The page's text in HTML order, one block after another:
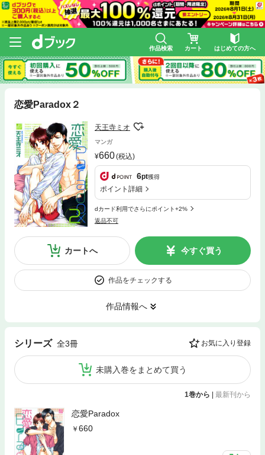
作品検索 カート はじめての方へ
恋愛Paradox２
天王寺ミオ
マンガ
660(税込)
6pt獲得
ポイント詳細
dカード利用でさらにポイント+2%
返品不可
カートへ 今すぐ買う
作品をチェックする
作品情報へ
シリーズ 全3冊 お気に入り登録
未購入巻をまとめて買う
1巻から | 最新刊から
恋愛Paradox
660